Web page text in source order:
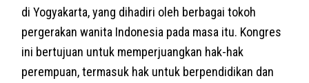
di Yogyakarta, yang dihadiri oleh berbagai tokoh
pergerakan wanita Indonesia pada masa itu. Kongres
ini bertujuan untuk memperjuangkan hak-hak
perempuan, termasuk hak untuk berpendidikan dan